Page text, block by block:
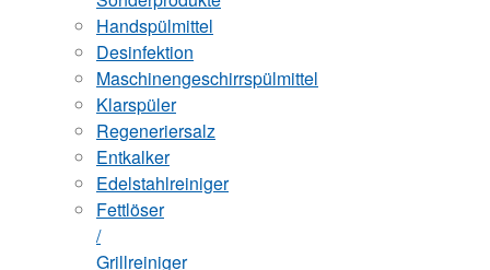
Handspülmittel
Desinfektion
Maschinengeschirrspülmittel
Klarspüler
Regeneriersalz
Entkalker
Edelstahlreiniger
Fettlöser
/
Grillreiniger